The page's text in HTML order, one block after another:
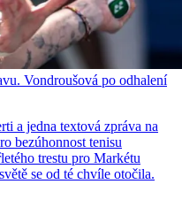
Vondroušová po odhalení
a jedna textová zpráva na
bezúhonnost tenisu
trestu pro Markétu
se od té chvíle otočila.